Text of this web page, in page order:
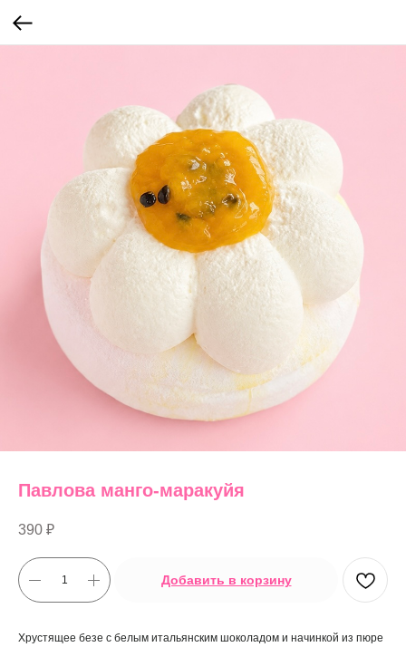
Павлова манго-маракуйя
390 ₽
Добавить в корзину
Хрустящее безе с белым итальянским шоколадом и начинкой из пюре